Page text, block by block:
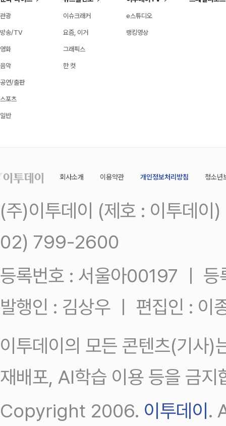
관광
방송/TV
영화
음악
공연/출판
스포츠
일반
이슈크래커
요즘, 이거
그래픽스
한 컷
e스튜디오
랭킹영상
회사소개 이용약관 개인정보처리방침 청소년
(주)이투데이 (제호 : 이투데
02) 799-2600
등록번호 : 서울아00197 ㅣ
발행인 : 김상우 ㅣ 편집인 : 이
이투데이의 모든 콘텐츠(기사)
재배포, AI학습 이용 등을 금지
Copyright 2006. 이투데이 .